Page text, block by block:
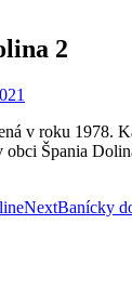
2
v roku 1978.
Špania
NextBanícky